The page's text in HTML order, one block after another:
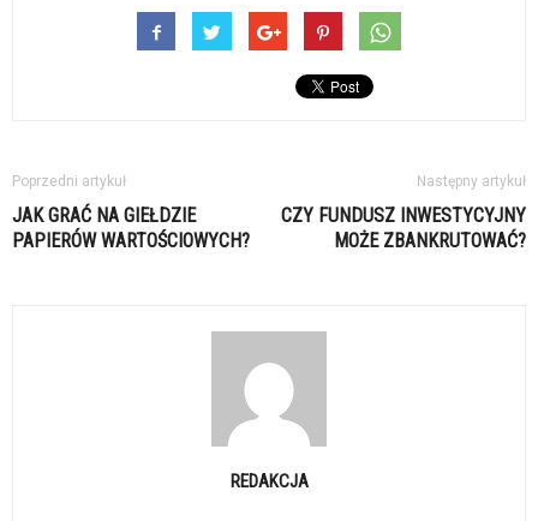
Poprzedni artykuł
JAK GRAĆ NA GIEŁDZIE
PAPIERÓW WARTOŚCIOWYCH?
Następny artykuł
CZY FUNDUSZ INWESTYCYJNY
MOŻE ZBANKRUTOWAĆ?
REDAKCJA